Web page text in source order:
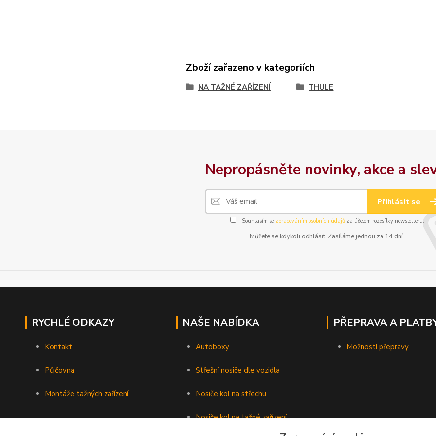
Zboží zařazeno v kategoriích
NA TAŽNÉ ZAŘÍZENÍ THULE
Nepropásněte novinky, akce a
Přihlásit se
Souhlasím se zpracováním osobních údajůza účelem rozesílky newsletteru.
Můžete se kdykoli odhlásit. Zasíláme jednou za 14 dní.
RYCHLÉ ODKAZY
Kontakt
Půjčovna
Montáže tažných zařízení
NAŠE NABÍDKA
Autoboxy
Střešní nosiče dle vozidla
Nosiče kol na střechu
Nosiče kol na tažné zařízení
PŘEPRAVA A
Možnosti přepravy